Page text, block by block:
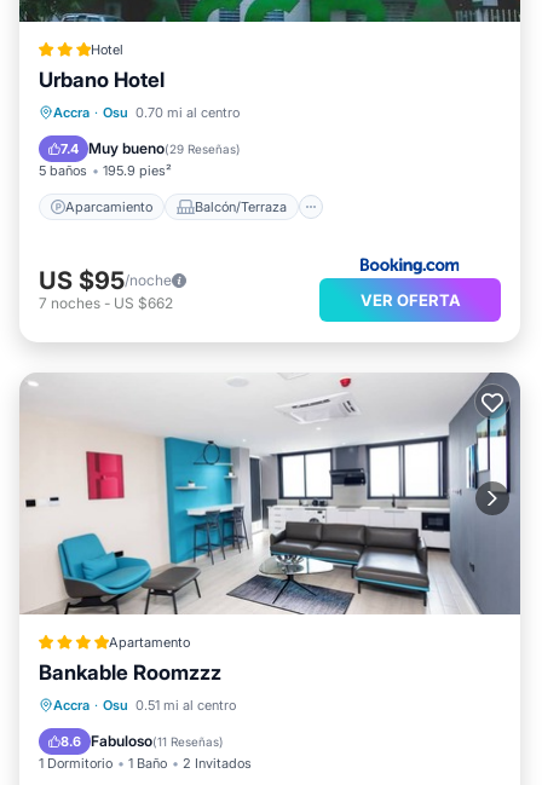
Hotel
Urbano Hotel
Accra · Osu 0.70 mi al centro
7.4 Muy bueno(29 Reseñas)
5 baños 195.9 pies²
Aparcamiento Balcón/Terraza
Aparcamiento
Aire acondicionado
US $95/noche
7 noches - US $662 VER OFERTA
Apartamento
Bankable Roomzzz
Accra · Osu 0.51 mi al centro
8.6 Fabuloso(11 Reseñas)
1 Dormitorio 1 Baño 2 Invitados
Aparcamiento
Aire acondicionado